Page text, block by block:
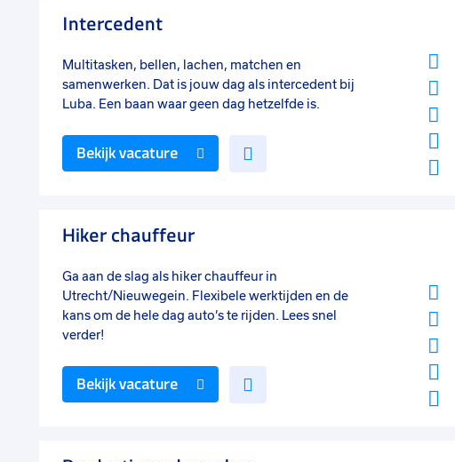
Intercedent
Multitasken, bellen, lachen, matchen en
samenwerken. Dat is jouw dag als intercedent bij
Luba. Een baan waar geen dag hetzelfde is.
Bekijk vacature
Hiker chauffeur
Ga aan de slag als hiker chauffeur in
Utrecht/Nieuwegein. Flexibele werktijden en de
kans om de hele dag auto’s te rijden. Lees snel
verder!
Bekijk vacature